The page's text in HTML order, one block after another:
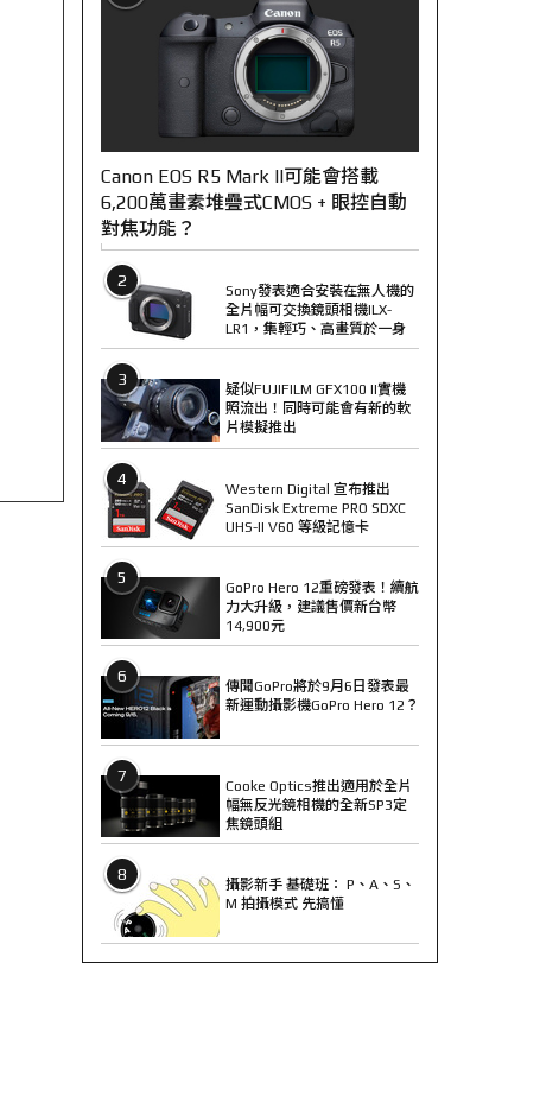
Canon EOS R5 Mark II可能會搭載
6,200萬畫素堆疊式CMOS + 眼控自動
對焦功能？
2
Sony發表適合安裝在無人機的
全片幅可交換鏡頭相機ILX-
LR1，集輕巧、高畫質於一身
3
疑似FUJIFILM GFX100 II實機
照流出！同時可能會有新的軟
片模擬推出
4
Western Digital 宣布推出
SanDisk Extreme PRO SDXC
UHS-II V60 等級記憶卡
5
GoPro Hero 12重磅發表！續航
力大升級，建議售價新台幣
14,900元
6
傳聞GoPro將於9月6日發表最
新運動攝影機GoPro Hero 12？
7
Cooke Optics推出適用於全片
幅無反光鏡相機的全新SP3定
焦鏡頭組
8
攝影新手 基礎班： P、A、S、
M 拍攝模式 先搞懂